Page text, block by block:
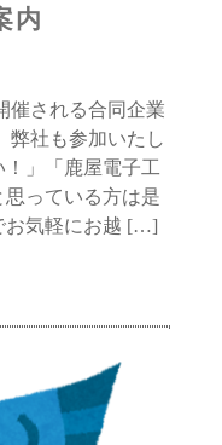
内
催される合同企業
弊社も参加いたし
」「鹿屋電子工
っている方は是
お気軽にお越 […]